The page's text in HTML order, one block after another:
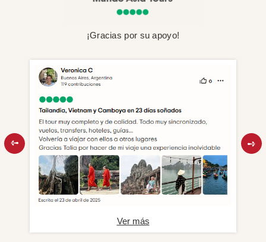
¡Gracias por su apoyo!
Ver más